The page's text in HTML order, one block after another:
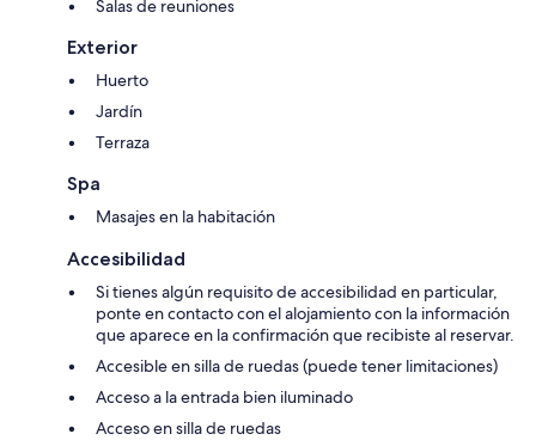
Salas de reuniones
Exterior
Huerto
Jardín
Terraza
Spa
Masajes en la habitación
Accesibilidad
Si tienes algún requisito de accesibilidad en particular,
ponte en contacto con el alojamiento con la información
que aparece en la confirmación que recibiste al reservar.
Accesible en silla de ruedas (puede tener limitaciones)
Acceso a la entrada bien iluminado
Acceso en silla de ruedas